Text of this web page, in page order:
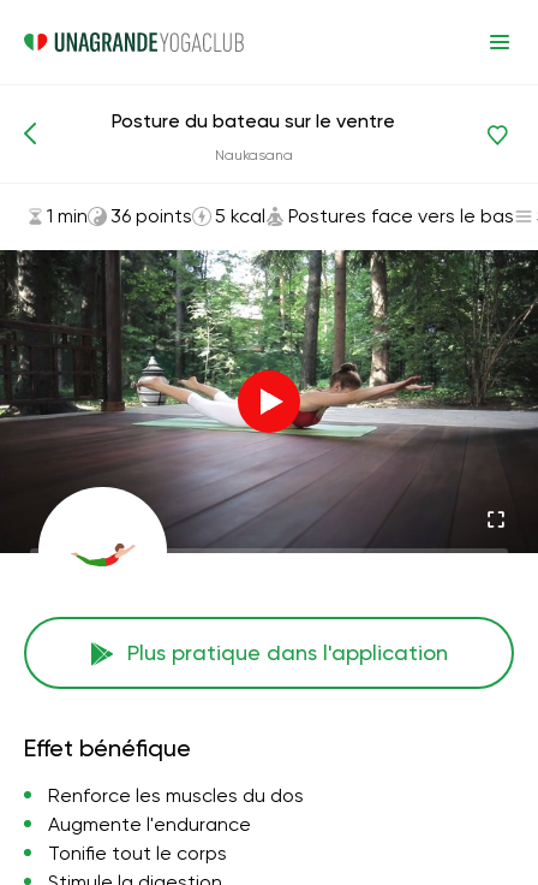
Postures face vers le bas
Posture du bateau sur le ventre
Naukasana
1 min 36 points 5 kcal Postures face vers le bas
Plus pratique dans l'application
Effet bénéfique
Renforce les muscles du dos
Augmente l'endurance
Tonifie tout le corps